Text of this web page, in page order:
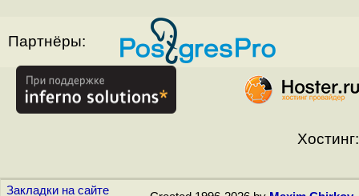
Партнёры:
Хостинг:
Закладки на сайте